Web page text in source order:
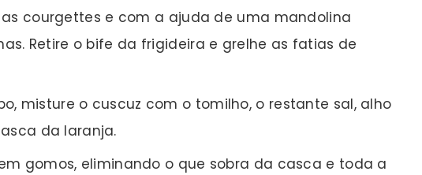
as courgettes e com a ajuda de uma mandolina
Retire o bife da frigideira e grelhe as fatias de
misture o cuscuz com o tomilho, o restante sal, alho
da laranja.
gomos, eliminando o que sobra da casca e toda a